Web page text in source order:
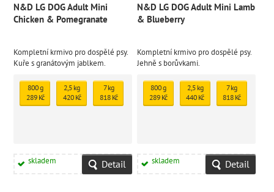
N&D LG DOG Adult Mini
Chicken & Pomegranate
Kompletní krmivo pro dospělé psy.
Kuře s granátovým jablkem.
800 g
289 Kč
2,5 kg
420 Kč
7 kg
818 Kč
skladem Detail
N&D LG DOG Adult Mini Lamb
& Blueberry
Kompletní krmivo pro dospělé psy.
Jehně s borůvkami.
800 g
289 Kč
2,5 kg
440 Kč
7 kg
818 Kč
skladem Detail